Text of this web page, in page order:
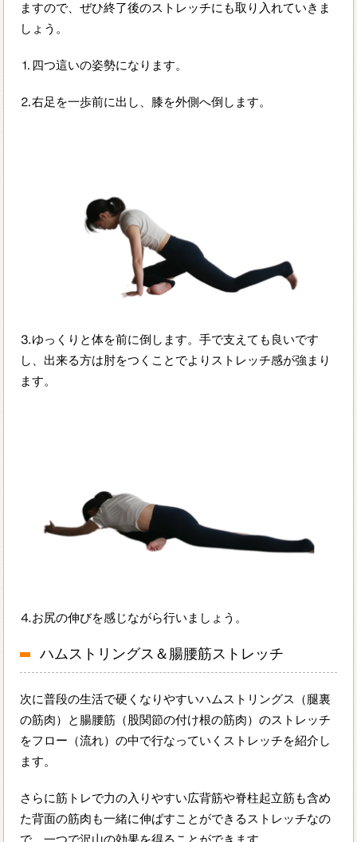
ますので、ぜひ終了後のストレッチにも取り入れていきま
しょう。
⒈四つ這いの姿勢になります。
⒉右足を一歩前に出し、膝を外側へ倒します。
⒊ゆっくりと体を前に倒します。手で支えても良いです
し、出来る方は肘をつくことでよりストレッチ感が強まり
ます。
⒋お尻の伸びを感じながら行いましょう。
ハムストリングス＆腸腰筋ストレッチ
次に普段の生活で硬くなりやすいハムストリングス（腿裏
の筋肉）と腸腰筋（股関節の付け根の筋肉）のストレッチ
をフロー（流れ）の中で行なっていくストレッチを紹介し
ます。
さらに筋トレで力の入りやすい広背筋や脊柱起立筋も含め
た背面の筋肉も一緒に伸ばすことができるストレッチなの
で、一つで沢山の効果を得ることができます。